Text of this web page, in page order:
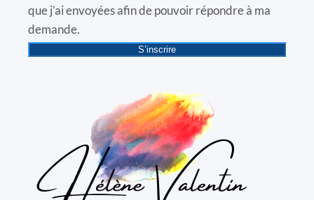
que j’ai envoyées afin de pouvoir répondre à ma
demande.
S’inscrire